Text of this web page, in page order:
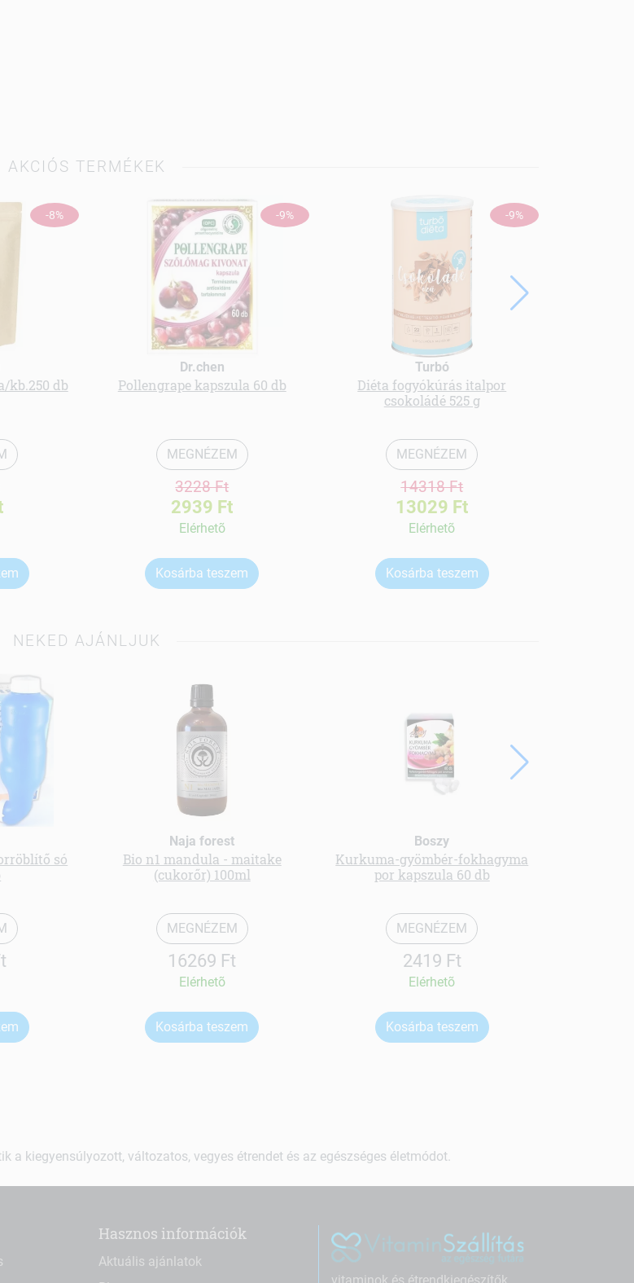
AKCIÓS TERMÉKEK
-8%
kb.250 db
-9%
Dr.chen
Pollengrape kapszula 60 db
MEGNÉZEM
3228 Ft
2939 Ft
Elérhetõ
Kosárba teszem
-9%
Turbó
Diéta fogyókúrás italpor
csokoládé 525 g
MEGNÉZEM
14318 Ft
13029 Ft
Elérhetõ
Kosárba teszem
NEKED AJÁNLJUK
só
Naja forest
Bio n1 mandula - maitake
(cukorőr) 100ml
MEGNÉZEM
16269 Ft
Elérhetõ
Kosárba teszem
Boszy
Kurkuma-gyömbér-fokhagyma
por kapszula 60 db
MEGNÉZEM
2419 Ft
Elérhetõ
Kosárba teszem
a kiegyensúlyozott, változatos, vegyes étrendet és az egészséges életmódot.
Hasznos információk
Aktuális ajánlatok